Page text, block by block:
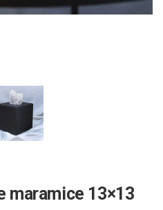
maramice 13×13